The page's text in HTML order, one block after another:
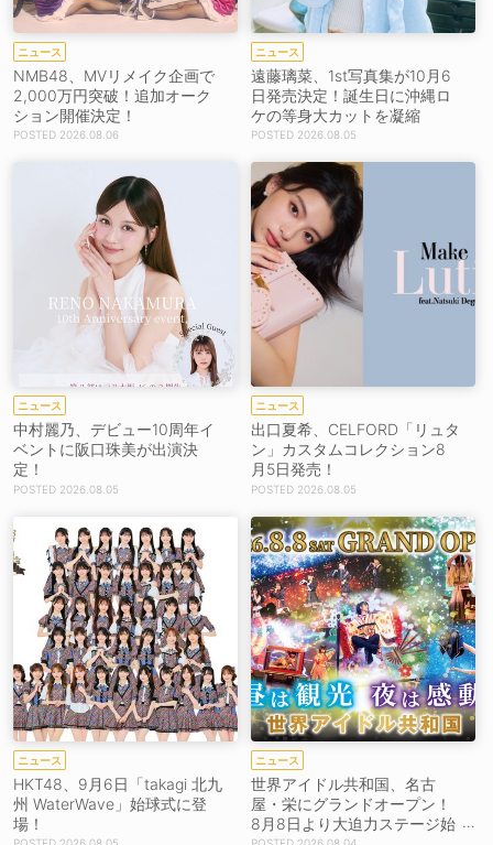
ニュース
NMB48、MVリメイク企画で
2,000万円突破！追加オーク
ション開催決定！
2026.08.06
ニュース
遠藤璃菜、1st写真集が10月6
日発売決定！誕生日に沖縄ロ
ケの等身大カットを凝縮
2026.08.05
ニュース
中村麗乃、デビュー10周年イ
ベントに阪口珠美が出演決
定！
2026.08.05
ニュース
出口夏希、CELFORD「リュタ
ン」カスタムコレクション8
月5日発売！
2026.08.05
ニュース
HKT48、9月6日「takagi 北九
州 WaterWave」始球式に登
場！
ニュース
世界アイドル共和国、名古
屋・栄にグランドオープン！
8月8日より大迫力ステージ始